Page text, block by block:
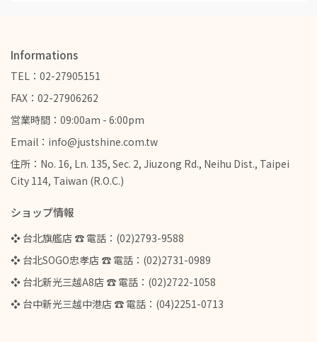
Informations
TEL：02-27905151
FAX：02-27906262
営業時間：09:00am - 6:00pm
Email：info@justshine.com.tw
住所：No. 16, Ln. 135, Sec. 2, Jiuzong Rd., Neihu Dist., Taipei
City 114, Taiwan (R.O.C.)
ショップ情報
❖ 台北旗艦店 ☎ 電話：(02)2793-9588
❖ 台北SOGO忠孝店 ☎ 電話：(02)2731-0989
❖ 台北新光三越A8店 ☎ 電話：(02)2722-1058
❖ 台中新光三越中港店 ☎ 電話：(04)2251-0713